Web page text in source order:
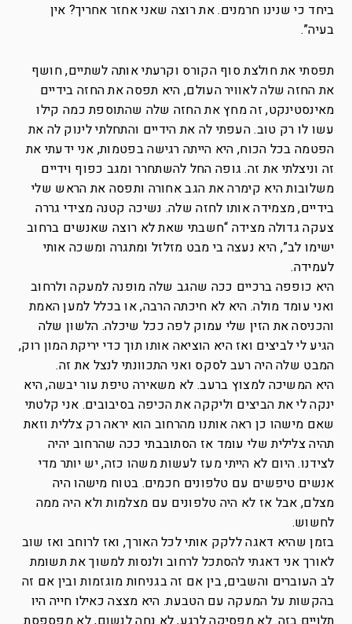
ביחד כי שנינו חרמנים. את רוצה שאני אחזר אחריך? אין
בעיה”.
תפסתי את חולצת סוף הקורס וקרעתי אותה לשתיים, חושף
את החזה שלה לאוויר העולם, היא תפסה את החזה בידיים
מאינסטינקט, זה מחץ את החזה שלה שהתוספת כמה קילו
עשו לו רק טוב. העפתי לה את הידיים והתחלתי לינוק לה את
הפטמה בכל הכוח, היא הייתה רגישה בפטמות, אני ידעתי את
זה וניצלתי את זה. גופה החל להשתחרר ומגב כפוף וידיים
משלובות היא קימרה את הגב אחורה ותפסה את הראש שלי
בידיים, מצמידה אותו לחזה שלה. נשיכה קטנה מצידי גררה
צעקה גדולה מצידה “חשבתי שאת לא רוצה שאנשים ברחוב
ישימו לב”, היא נעצה בי מבט מזלזל ומתגרה ומשכה אותי
לעמידה.
היא כופפה ברכיים ככה שהגב שלה מופנה למעקה ולרחוב
ואני עומד מולה. היא לא חיכתה הרבה, או בכלל למען האמת
והכניסה את הזין שלי עמוק לפה ככל שיכלה. הלשון שלה
הגיע לי לביצים ואז היא הוציאה אותו תוך כדי יריקת המון רוק,
המבט שלה היה רעב לסקס ואני התכוונתי לנצל את זה.
היא המשיכה למצוץ ברעב. לא משאירה טיפת עור יבשה, היא
ינקה לי את הביצים וליקקה את הכיפה בסיבובים. אני קלטתי
שאם מישהו כן ראה אותנו מהרחוב הוא יראה רק צללית וזאת
תהיה צלילית שלי עומד אז הסתובבתי ככה שהרחוב יהיה
לצידנו. היום לא הייתי מעז לעשות משהו כזה, יש יותר מדי
אנשים טיפשים עם טלפונים חכמים. בטוח מישהו היה
מצלם, אבל אז לא היה טלפונים עם מצלמות ולא היה ממה
לחשוש.
בזמן שהיא דאגה ללקק אותי לכל האורך, ואז לרוחב ואז שוב
לאורך אני דאגתי להסתכל לרחוב ולנסות למשוך את תשומת
לב העוברים והשבים, בין אם זה בגניחות מוגזמות ובין אם זה
בהקשות על המעקה עם הטבעת. היא מצצה כאילו חייה היו